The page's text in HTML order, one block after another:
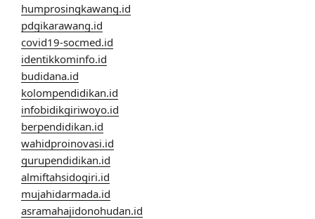
humprosingkawang.id
pdgikarawang.id
covid19-socmed.id
identikkominfo.id
budidana.id
kolompendidikan.id
infobidikgiriwoyo.id
berpendidikan.id
wahidproinovasi.id
gurupendidikan.id
almiftahsidogiri.id
mujahidarmada.id
asramahajidonohudan.id